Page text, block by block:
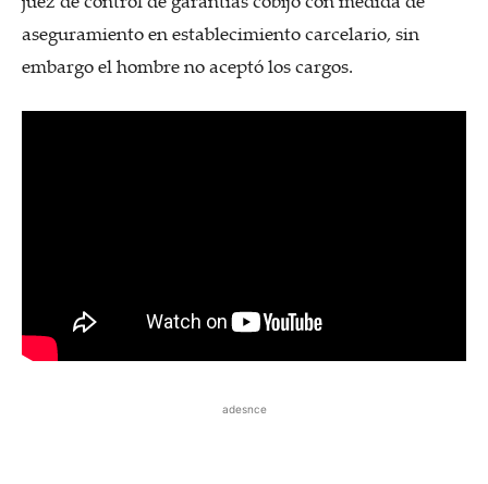
aseguramiento en establecimiento carcelario, sin
embargo el hombre no aceptó los cargos.
adesnce